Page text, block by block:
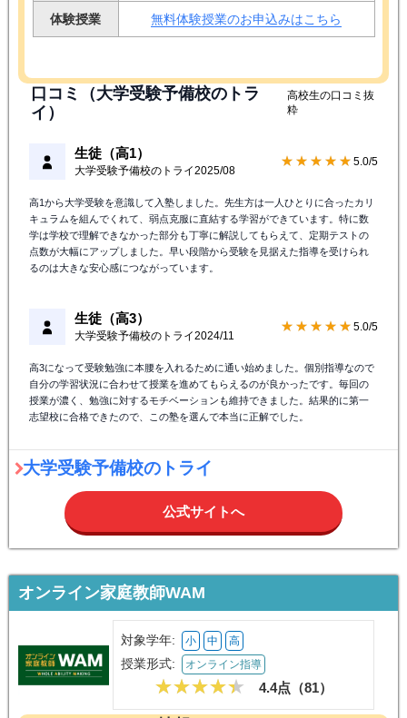
体験授業 無料体験授業のお申込みはこちら
口コミ（大学受験予備校のトラ
イ）
高校生の口コミ抜
粋
生徒（高1）
大学受験予備校のトライ 2025/08
★★★★★ 5.0/5
高1から大学受験を意識して入塾しました。先生方は一人ひとりに合ったカリ
キュラムを組んでくれて、弱点克服に直結する学習ができています。特に数
学は学校で理解できなかった部分も丁寧に解説してもらえて、定期テストの
点数が大幅にアップしました。早い段階から受験を見据えた指導を受けられ
るのは大きな安心感につながっています。
生徒（高3）
大学受験予備校のトライ 2024/11
★★★★★ 5.0/5
高3になって受験勉強に本腰を入れるために通い始めました。個別指導なので
自分の学習状況に合わせて授業を進めてもらえるのが良かったです。毎回の
授業が濃く、勉強に対するモチベーションも維持できました。結果的に第一
志望校に合格できたので、この塾を選んで本当に正解でした。
大学受験予備校のトライ
公式サイトへ
オンライン家庭教師WAM
対象学年: 小 中 高
授業形式: オンライン指導
4.4点（81）